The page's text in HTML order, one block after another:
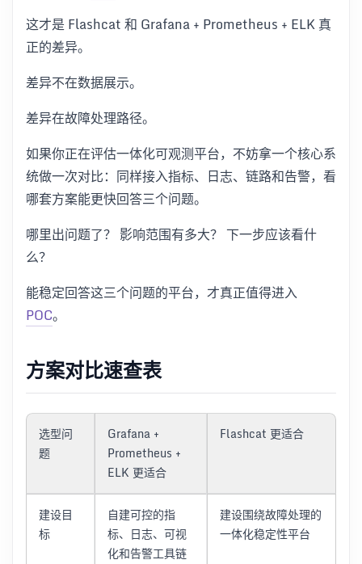
这才是 Flashcat 和 Grafana + Prometheus + ELK 真
正的差异。
差异不在数据展示。
差异在故障处理路径。
如果你正在评估一体化可观测平台，不妨拿一个核心系
统做一次对比：同样接入指标、日志、链路和告警，看
哪套方案能更快回答三个问题。
哪里出问题了？ 影响范围有多大？ 下一步应该看什
么？
能稳定回答这三个问题的平台，才真正值得进入
POC。
方案对比速查表
选型问
题
Grafana +
Prometheus +
ELK 更适合
Flashcat 更适合
建设目
标
自建可控的指
标、日志、可视
化和告警工具链
建设围绕故障处理的
一体化稳定性平台